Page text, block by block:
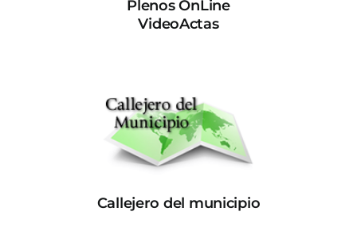
Plenos OnLine
VideoActas
Callejero del municipio